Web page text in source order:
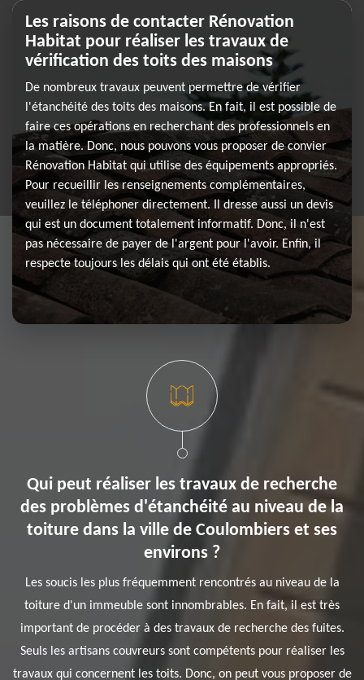
Les raisons de contacter Rénovation
Habitat pour réaliser les travaux de
vérification des toits des maisons
De nombreux travaux peuvent permettre de vérifier
l'étanchéité des toits des maisons. En fait, il est possible de
faire ces opérations en recherchant des professionnels en
la matière. Donc, nous pouvons vous proposer de convier
Rénovation Habitat qui utilise des équipements appropriés.
Pour recueillir les renseignements complémentaires,
veuillez le téléphoner directement. Il dresse aussi un devis
qui est un document totalement informatif. Donc, il n'est
pas nécessaire de payer de l'argent pour l'avoir. Enfin, il
respecte toujours les délais qui ont été établis.
Qui peut réaliser les travaux de recherche
des problèmes d'étanchéité au niveau de la
toiture dans la ville de Coulombiers et ses
environs ?
Les soucis les plus fréquemment rencontrés au niveau de la
toiture d'un immeuble sont innombrables. En fait, il est très
important de procéder à des travaux de recherche des fuites.
Seuls les artisans couvreurs sont compétents pour réaliser les
travaux qui concernent les toits. Donc, on peut vous proposer de